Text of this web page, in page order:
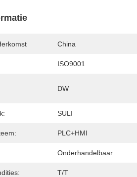
China
ISO9001
DW
SULI
PLC+HMI
Onderhandelbaar
T/T